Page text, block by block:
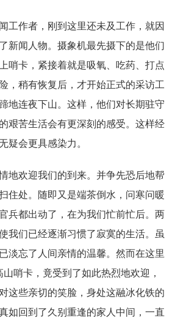
工作者，刚到这里还未及工作，就因
新闻人物。摄象机最先摄下的是他们
哨卡，紧接着就是吸氧、吃药、打点
，稍有恢复后，才开始正式的采访工
地连夜下山。这样，他们对长期驻守
艰苦生活会有更深刻的感受。这样经
疑会更具感染力。
地欢迎我们的到来。并争先恐后地帮
住处。随即又是端茶倒水，问寒问暖
兵都出动了，在为我们忙前忙后。两
我们已经逐渐习惯了寂寞的生活。虽
淡忘了人间亲情的温馨。然而在这里
哨卡，竟受到了如此热烈地欢迎，
这些亲切的笑脸，身处这融冰化铁的
如回到了久别重逢的家人中间，一直